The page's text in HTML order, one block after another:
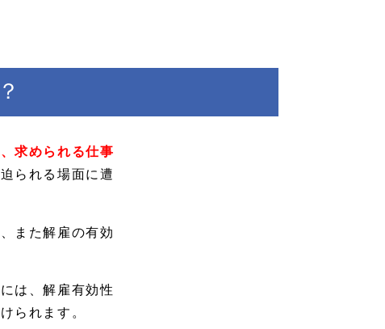
求められる仕事
られる場面に遭
また解雇の有効
は、解雇有効性
られます。